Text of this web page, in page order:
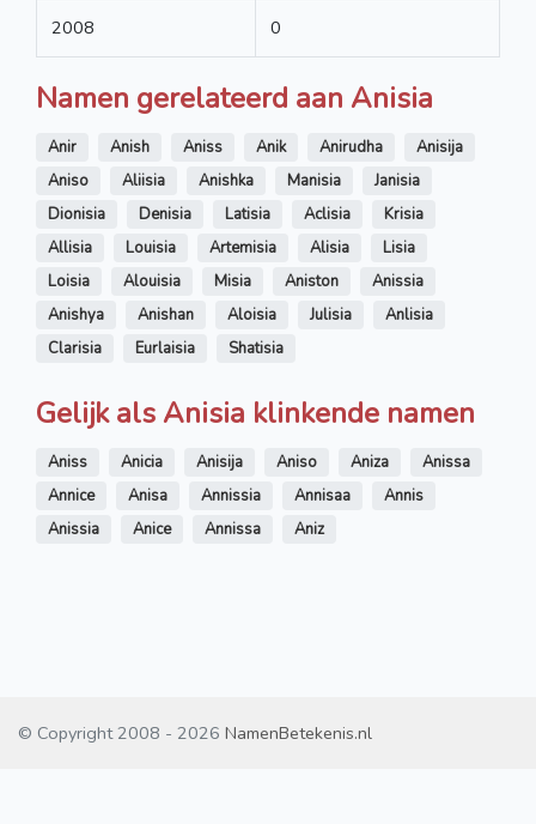
2008 0
Namen gerelateerd aan Anisia
Anir Anish Aniss Anik Anirudha
Anisija
Aniso
Aliisia Anishka Manisia
Janisia
Dionisia
Denisia Latisia Aclisia
Krisia
Allisia
Louisia Artemisia Alisia
Lisia
Loisia
Alouisia Misia Aniston
Anissia
Anishya
Anishan Aloisia Julisia
Anlisia
Clarisia
Eurlaisia Shatisia
Gelijk als Anisia klinkende namen
Aniss Anicia Anisija Aniso Aniza
Anissa
Annice
Anisa Annissia Annisaa
Annis
Anissia
Anice Annissa Aniz
© Copyright 2008 - 2026 NamenBetekenis.nl